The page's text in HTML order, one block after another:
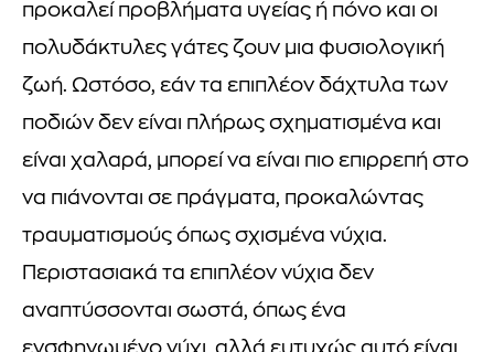
προκαλεί προβλήματα υγείας ή πόνο και οι
πολυδάκτυλες γάτες ζουν μια φυσιολογική
ζωή. Ωστόσο, εάν τα επιπλέον δάχτυλα των
ποδιών δεν είναι πλήρως σχηματισμένα και
είναι χαλαρά, μπορεί να είναι πιο επιρρεπή στο
να πιάνονται σε πράγματα, προκαλώντας
τραυματισμούς όπως σχισμένα νύχια.
Περιστασιακά τα επιπλέον νύχια δεν
αναπτύσσονται σωστά, όπως ένα